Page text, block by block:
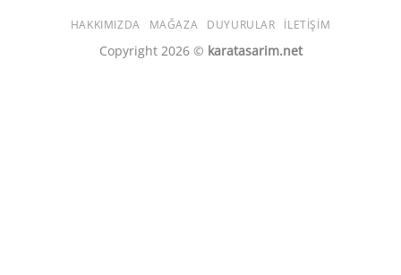
HAKKIMIZDA MAĞAZA DUYURULAR İLETIŞIM
Copyright 2026 © karatasarim.net